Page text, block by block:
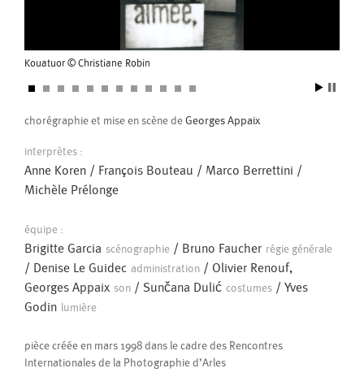
Pascal Gobin
Pascale Cherblanc Pascale Luce
Pascale Paoli
Romain Bertet
Sabine Macher Sébastien Chatellier
Séverine Bauvais Sonia Darbois
Stéphane Imbert
Valérie Brau-Antony Vincent Druguet Wendy Cornu
Kouatuor © Christiane Robin
chorégraphie et mise en scène de Georges Appaix
interprètes :
Anne Koren / François Bouteau / Marco Berrettini /
Michèle Prélonge
équipe :
Brigitte Garcia scénographie / Bruno Faucher régie générale
/ Denise Le Guidec administration / Olivier Renouf,
Georges Appaix son / Sunčana Dulić costumes / Yves
Godin lumière
pièce créée en mars 1998 dans le cadre des Rencontres
Internationales de la Photographie d’Arles
le cadre du Festival Les Musiques du Gmem (Centre National de
Avec l’instrument virtuel, un dispositif vidéo et sonore interactif du
Production
Compagnie La Liseuse, Gmem
Impromptu © Eric Legay MP4 141.9 Mio